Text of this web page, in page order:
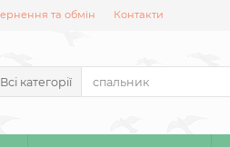
та обмін Контакти
Всі категорії